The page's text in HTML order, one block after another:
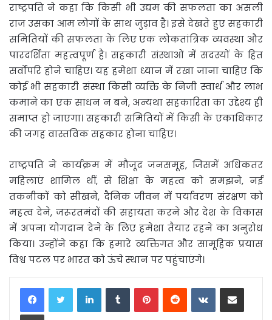
राष्ट्रपति ने कहा कि किसी भी उद्यम की सफलता का असली
राज उसका आम लोगों के साथ जुड़ाव है। इसे देखते हुए सहकारी
समितियों की सफलता के लिए एक लोकतांत्रिक व्यवस्था और
पारदर्शिता महत्वपूर्ण है। सहकारी संस्थाओं में सदस्यों के हित
सर्वोपरि होने चाहिए। यह हमेशा ध्यान में रखा जाना चाहिए कि
कोई भी सहकारी संस्था किसी व्यक्ति के निजी स्वार्थ और लाभ
कमाने का एक साधन न बने, अन्यथा सहकारिता का उद्देश्य ही
समाप्त हो जाएगा। सहकारी समितियों में किसी के एकाधिकार
की जगह वास्तविक सहकार होना चाहिए।
राष्ट्रपति ने कार्यक्रम में मौजूद जनसमूह, जिसमें अधिकतर
महिलाएं शामिल थीं, से शिक्षा के महत्व को समझने, नई
तकनीकों को सीखने, दैनिक जीवन में पर्यावरण संरक्षण को
महत्व देने, जरूरतमंदों की सहायता करने और देश के विकास
में अपना योगदान देने के लिए हमेशा तैयार रहने का अनुरोध
किया। उन्होंने कहा कि हमारे व्यक्तिगत और सामूहिक प्रयास
विश्व पटल पर भारत को ऊंचे स्थान पर पहुंचाएंगे।
LinkedInTumblrPinterestReddit VKontakteShare via Email
Print